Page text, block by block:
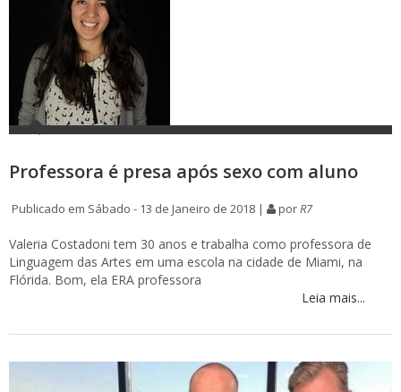
Professora é presa após sexo com aluno
Publicado em Sábado - 13 de Janeiro de 2018 | porR7
Valeria Costadoni tem 30 anos e trabalha como professora de
Linguagem das Artes em uma escola na cidade de Miami, na
Flórida. Bom, ela ERA professora
Leia mais...